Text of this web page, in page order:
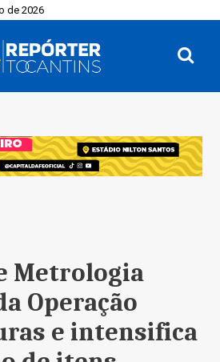
de 2026
Metrologia
Operação
e intensifica